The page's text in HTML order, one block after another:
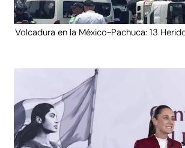
Volcadura en la México-Pachuca: 13